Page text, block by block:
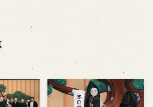
に南あわじの求人情報ページへ移動します
うずのくに
しお
鳴門橋記念館